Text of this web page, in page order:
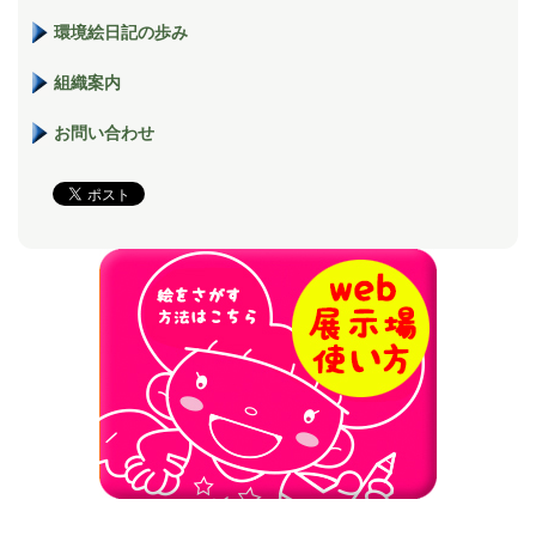
環境絵日記の歩み
組織案内
お問い合わせ